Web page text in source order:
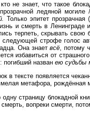
не знает, что такое
ледяной
Только эпитет
и смерть в Ленинграде
терпеть, скрывать свою
строфе голос
Она знаетвсё, потому
избавиться от
погибший назван ею судьбы
в тексте появляется
метафора, рождённая
страницу блокадной
вопреки смерти,